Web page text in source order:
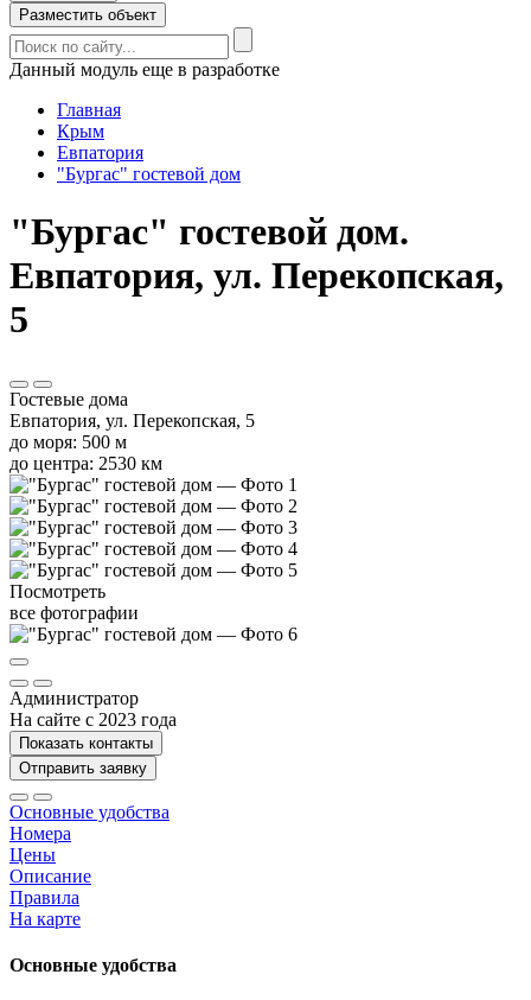
Разместить объект
Данный модуль еще в разработке
Главная
Крым
Евпатория
"Бургас" гостевой дом
"Бургас" гостевой дом.
Евпатория, ул. Перекопская,
5
Гостевые дома
Евпатория, ул. Перекопская, 5
до моря: 500 м
до центра: 2530 км
Посмотреть
все фотографии
Администратор
На сайте с 2023 года
Показать контакты
Отправить заявку
Основные удобства
Номера
Цены
Описание
Правила
На карте
Основные удобства